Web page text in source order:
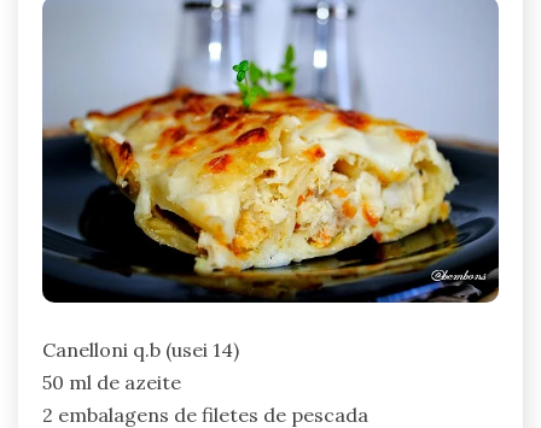
Canelloni q.b (usei 14)
50 ml de azeite
2 embalagens de filetes de pescada